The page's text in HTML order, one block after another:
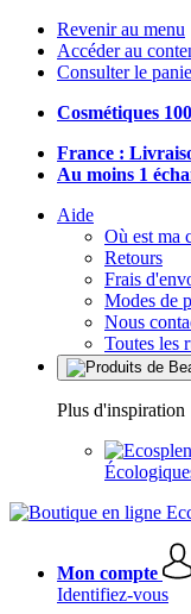
Revenir au menu
Accéder au
Consulter le
Cosmétiques
France :
Au moins 1
Aide
Où est ma
Retours
Frais
Modes de
Nous
Toutes les
Plus d'inspiration
Mon compte
Identifiez-vous